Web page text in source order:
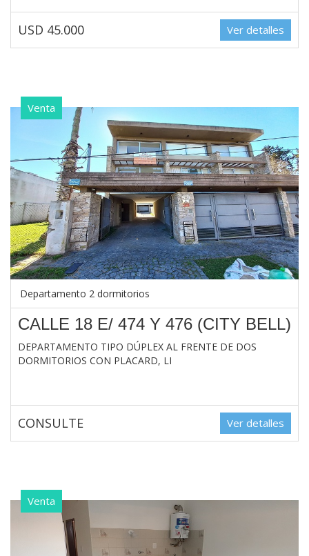
USD 45.000 Ver detalles
Venta
Departamento 2 dormitorios
CALLE 18 E/ 474 Y 476 (CITY BELL)
DEPARTAMENTO TIPO DÚPLEX AL FRENTE DE DOS
DORMITORIOS CON PLACARD, LI
CONSULTE Ver detalles
Venta